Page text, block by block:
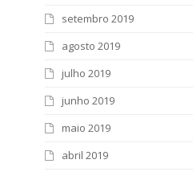
setembro 2019
agosto 2019
julho 2019
junho 2019
maio 2019
abril 2019